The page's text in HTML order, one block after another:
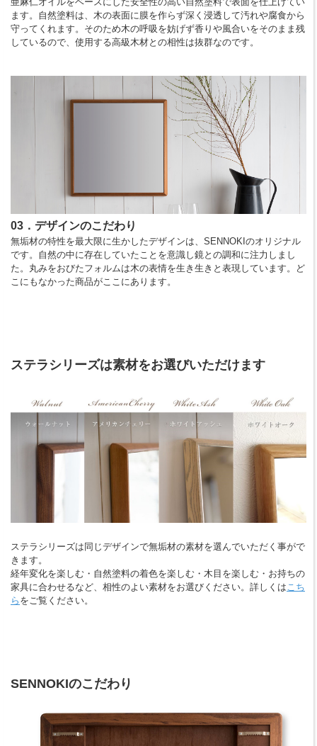
ます。自然塗料は、木の表面に膜を作らず深く浸透して汚れや腐食から
守ってくれます。そのため木の呼吸を妨げず香りや風合いをそのまま残
しているので、使用する高級木材との相性は抜群なのです。
03．デザインのこだわり
無垢材の特性を最大限に生かしたデザインは、SENNOKIのオリジナル
です。自然の中に存在していたことを意識し鏡との調和に注力しまし
た。丸みをおびたフォルムは木の表情を生き生きと表現しています。ど
こにもなかった商品がここにあります。
ステラシリーズは素材をお選びいただけます
ステラシリーズは同じデザインで無垢材の素材を選んでいただく事がで
きます。
経年変化を楽しむ・自然塗料の着色を楽しむ・木目を楽しむ・お持ちの
家具に合わせるなど、相性のよい素材をお選びください。詳しくは こち
ら をご覧ください。
SENNOKIのこだわり